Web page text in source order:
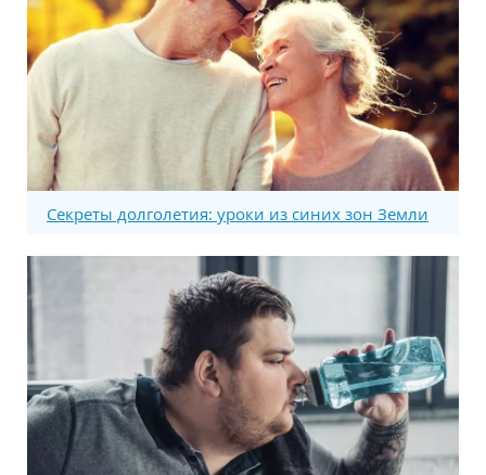
Секреты долголетия: уроки из синих зон Земли